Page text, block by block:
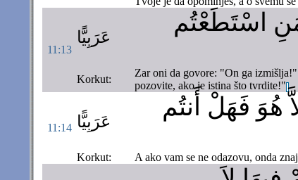
11:13
عَرَبِيًّا
مَنِ اسْتَطَعْتُم
Korkut:
Zar oni da govore: "On ga
pozovite, ako je istina što tvrdite!"
11:14 عَرَبِيًّا
هُوَ فَهَلْ أَنتُم
Korkut: A ako vam se ne odazovu, onda